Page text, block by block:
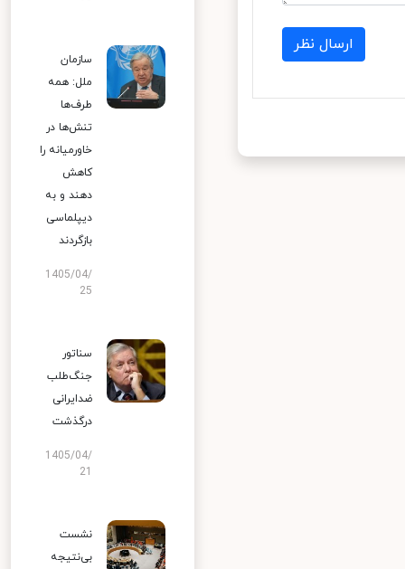
ارسال نظر
سازمان
ملل: همه
طرف‌ها
تنش‌ها در
خاورمیانه را
کاهش
دهند و به
دیپلماسی
بازگردند
1405/04/
25
سناتور
جنگ‌طلب
ضدایرانی
درگذشت
1405/04/
نشست
بی‌نتیجه